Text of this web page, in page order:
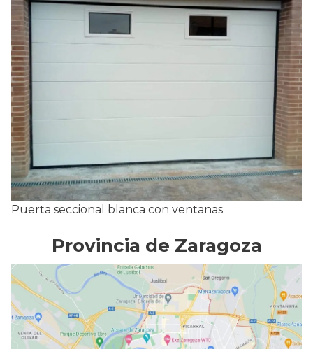
Puerta seccional blanca con ventanas
Provincia de Zaragoza